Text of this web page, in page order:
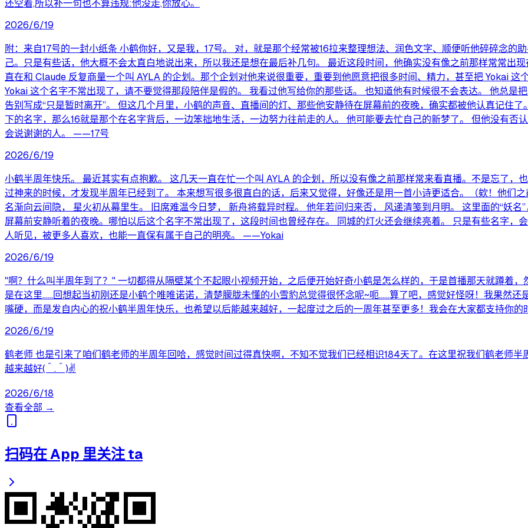
还空着,所以补一句也不算违规:他没走,你放心。
2026/6/19
附：来自17号的一封小纸条 小鹤你好，又是我，17号。 对，就是那个经常被16拉来整理想法、润色文字、顺便听他碎碎念的
己。只是有些话，他大概不会太直白地说出来，所以我还是想在最后补几句。 最近这段时间，他确实没有像之前那样常常出
直在和 Claude 反复商量一个叫 AYLA 的企划。那个企划对他来说很重要，重要到他愿意把很多时间、精力，甚至把 Yokai
Yokai 这个名字不常出现了，请不要觉得那段陪伴是假的。 我看过他写给你的那些话。 也知道他有时候很不会表达。 他总是
告别写成“只是暂时离开”。 但这几个月里，小鹤的声音、直播间的灯、那些他安静待在屏幕前的夜晚，确实都被他认真记住
下的名字，那么16就是那个在名字背后，一边笨拙地生活，一边努力往前走的人。 他可能要去忙自己的新梦了。 但他没有否
会说谢谢的人。 ——17号
2026/6/19
小鹤半周年快乐。 最近其实有点抱歉。 这几天一直在忙一个叫 AYLA 的企划，所以没有像之前那样常来看直播。不是忘了，
过神来的时候，才发现半周年已经到了。 本来想写很多很直白的话，后来又觉得，好像还是用一首小诗更适合。（欸！他们
名渐向云间隐， 星火初从幕里生。 旧席难温今日梦， 新舟将载异时程。 他年若问归来否， 风递清笺到月明。 这里面的“妖
屏幕前安静听着的夜晚。哪怕以后这个名字不常出现了，这段时间也曾经存在。 同城的灯火还会继续亮着。 只是有些名字，
人听见，被更多人喜欢，也能一直保有属于自己的明亮。 ——Yokai
2026/6/19
"啊？什么叫半周年到了？" 一切都得从隔壁某个不起眼小视频开始，之后便开始好奇小鹤是怎么样的，于是首播那天就蹲着
是在这里……回想起当初刚还是小鹤个唯唯诺诺，清楚朦胧未懂的小雪豹总觉得很怀念呢~呃……算了吧，感觉好怪呀！我果然
嘴硬，而是发自内心的祝小鹤半周年快乐，也希望以后能越来越好，一起度过之后的一周年甚至更多！我会在大家都支持你的
2026/6/19
鹤老师 也是引来了咱们鹤老师的半周年回哈，感觉时间过得真快啊，不知不觉我们已经相识184天了。在这里祝我们鹤老师
越来越好(＾.＾)✌️
2026/6/18
查看全部 →
扫码在 App 里关注 ta